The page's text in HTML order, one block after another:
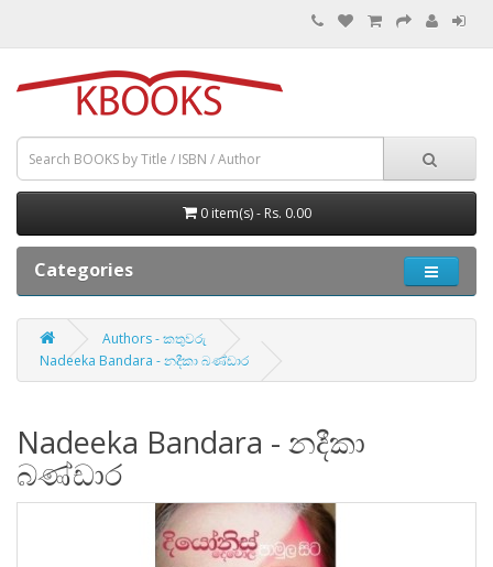
0 item(s) - Rs. 0.00
Categories
Authors - කතුවරු
Nadeeka Bandara - නදීකා බණ්ඩාර
Nadeeka Bandara - නදීකා
බණ්ඩාර